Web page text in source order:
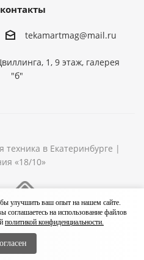
tekamartmag@mail.ru
1, 9 этаж, галерея
"б"
техника в Екатеринбурге |
«18/10»
улучшить ваш опыт на нашем сайте.
соглашаетесь на использование файлов
политикой конфиденциальности.